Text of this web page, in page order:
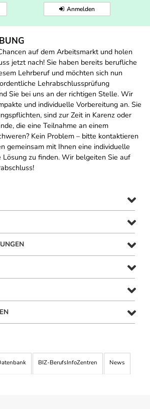
Anmelden
auf dem Arbeitsmarkt und holen
jetzt nach! Sie haben bereits berufliche
Lehrberuf und möchten sich nun
Lehrabschlussprüfung
Sie bei uns an der richtigen Stelle. Wir
und individuelle Vorbereitung an. Sie
sind zur Zeit in Karenz oder
die eine Teilnahme an einem
Kein Problem – bitte kontaktieren
gemeinsam mit Ihnen eine individuelle
Lösung zu finden. Wir belgeiten Sie auf
BIZ-BerufsInfoZentren News